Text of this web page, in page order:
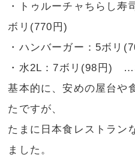
・トゥルーチャちらし寿
ボリ(770円)
・ハンバーガー：5ボリ
・水2L：7ボリ(98円) …
基本的に、安めの屋台や
たですが、
たまに日本食レストラン
ました。